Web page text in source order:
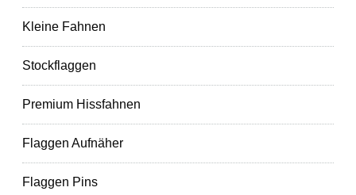
Kleine Fahnen
Stockflaggen
Premium Hissfahnen
Flaggen Aufnäher
Flaggen Pins